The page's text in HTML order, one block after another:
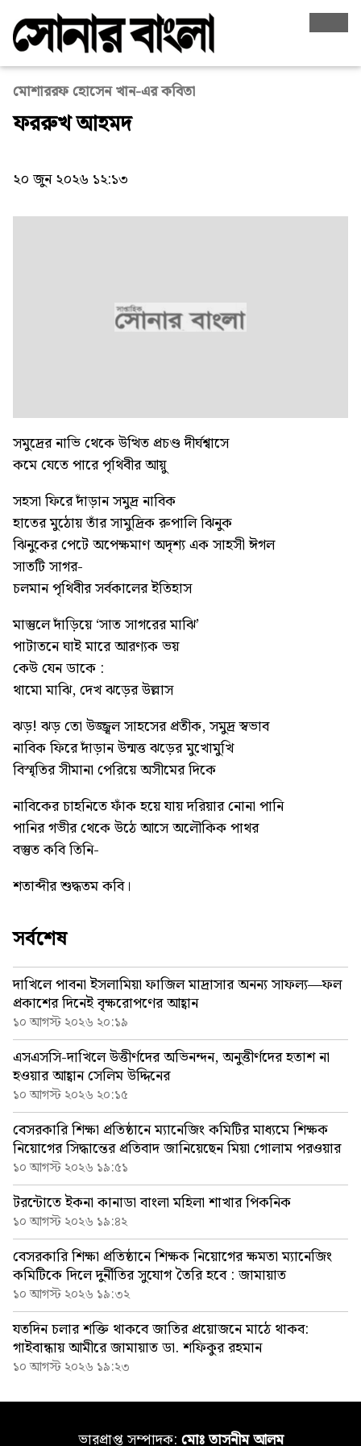
মোশাররফ হোসেন খান-এর কবিতা
ফররুখ আহমদ
২০ জুন ২০২৬ ১২:১৩
সমুদ্রের নাভি থেকে উত্থিত প্রচণ্ড দীর্ঘশ্বাসে
কমে যেতে পারে পৃথিবীর আয়ু
সহসা ফিরে দাঁড়ান সমুদ্র নাবিক
হাতের মুঠোয় তাঁর সামুদ্রিক রুপালি ঝিনুক
ঝিনুকের পেটে অপেক্ষমাণ অদৃশ্য এক সাহসী ঈগল
সাতটি সাগর-
চলমান পৃথিবীর সর্বকালের ইতিহাস
মাস্তুলে দাঁড়িয়ে ‘সাত সাগরের মাঝি’
পাটাতনে ঘাই মারে আরণ্যক ভয়
কেউ যেন ডাকে :
থামো মাঝি, দেখ ঝড়ের উল্লাস
ঝড়! ঝড় তো উজ্জ্বল সাহসের প্রতীক, সমুদ্র স্বভাব
নাবিক ফিরে দাঁড়ান উন্মত্ত ঝড়ের মুখোমুখি
বিস্মৃতির সীমানা পেরিয়ে অসীমের দিকে
নাবিকের চাহনিতে ফাঁক হয়ে যায় দরিয়ার নোনা পানি
পানির গভীর থেকে উঠে আসে অলৌকিক পাথর
বস্তুত কবি তিনি-
শতাব্দীর শুদ্ধতম কবি।
সর্বশেষ
দাখিলে পাবনা ইসলামিয়া ফাজিল মাদ্রাসার অনন্য সাফল্য—ফল
প্রকাশের দিনেই বৃক্ষরোপণের আহ্বান
১০ আগস্ট ২০২৬ ২০:১৯
এসএসসি-দাখিলে উত্তীর্ণদের অভিনন্দন, অনুত্তীর্ণদের হতাশ না
হওয়ার আহ্বান সেলিম উদ্দিনের
১০ আগস্ট ২০২৬ ২০:১৫
বেসরকারি শিক্ষা প্রতিষ্ঠানে ম্যানেজিং কমিটির মাধ্যমে শিক্ষক
নিয়োগের সিদ্ধান্তের প্রতিবাদ জানিয়েছেন মিয়া গোলাম পরওয়ার
১০ আগস্ট ২০২৬ ১৯:৫১
টরন্টোতে ইকনা কানাডা বাংলা মহিলা শাখার পিকনিক
১০ আগস্ট ২০২৬ ১৯:৪২
বেসরকারি শিক্ষা প্রতিষ্ঠানে শিক্ষক নিয়োগের ক্ষমতা ম্যানেজিং
কমিটিকে দিলে দুর্নীতির সুযোগ তৈরি হবে : জামায়াত
১০ আগস্ট ২০২৬ ১৯:৩২
যতদিন চলার শক্তি থাকবে জাতির প্রয়োজনে মাঠে থাকব:
গাইবান্ধায় আমীরে জামায়াত ডা. শফিকুর রহমান
১০ আগস্ট ২০২৬ ১৯:২৩
ভারপ্রাপ্ত সম্পাদক: মোঃ তাসনীম আলম